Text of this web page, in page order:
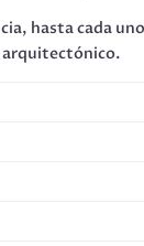
hasta cada
arquitectónico.